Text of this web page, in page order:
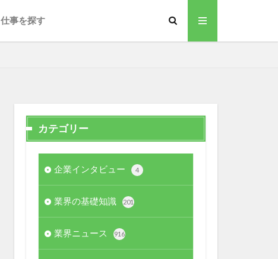
仕事を探す
カテゴリー
企業インタビュー 4
業界の基礎知識 201
業界ニュース 916